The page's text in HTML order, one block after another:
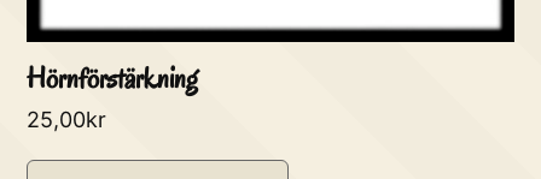
Hörnförstärkning
25,00kr